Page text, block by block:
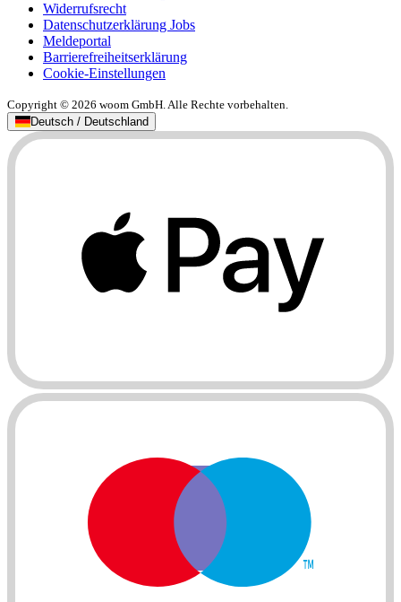
Widerrufsrecht
Datenschutzerklärung Jobs
Meldeportal
Barrierefreiheitserklärung
Cookie-Einstellungen
Copyright © 2026 woom GmbH. Alle Rechte vorbehalten.
Deutsch / Deutschland